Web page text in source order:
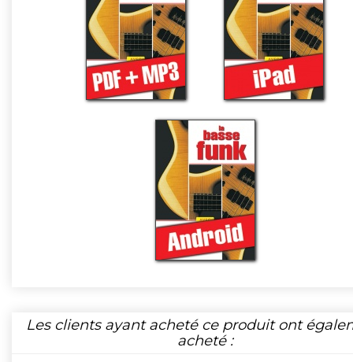
Les clients ayant acheté ce produit ont
acheté :